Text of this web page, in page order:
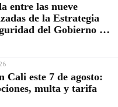
entre las nueve
de la Estrategia
del Gobierno de
Cali este 7 de agosto:
multa y tarifa